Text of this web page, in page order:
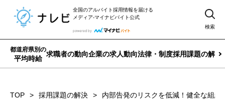
全国のアルバイト採用情報を届ける
メディア-マイナビバイト公式
検索
都道府県別の
平均時給
求職者の動向企業の求人動向法律・制度採用課題の解決
TOP 採用課題の解決 内部告発のリスクを低減！健全な組